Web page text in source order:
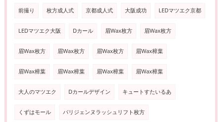
前撮り 枚方成人式 京都成人式 大阪成功 LEDマツエク京都
LEDマツエク大阪 Dカール 眉Wax枚方 眉Wax枚方
眉Wax枚方 眉Wax枚方 眉Wax枚方 眉Wax樟葉
眉Wax樟葉 眉Wax樟葉 眉Wax樟葉 眉Wax樟葉
大人のマツエク Dカールデザイン キュートすたいるあ
くずはモール パリジェンヌラッシュリフト枚方